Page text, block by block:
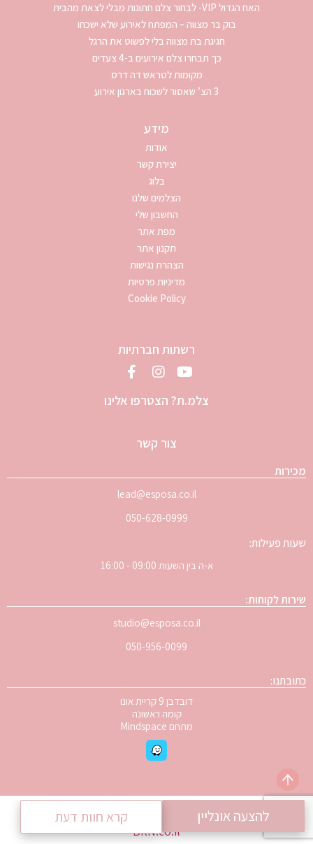
האח הגדול VIP- לבחור צלם חתונות מבלי לצאת מהבית
בוק בר מצווה – המפתח לאירוע שלא ישכחו
חגיגת בת מצווה בלי לפשוט את הרגל
כך תבחרו צלם אירועים ב-4 צעדים
מקומות לטראש דה דרס
3 הצ’ שאסור לשכוח בארגון אירוע
מידע
אודות
יצירת קשר
בלוג
הצלמים שלנו
החשבון שלי
מפת אתר
תקנון אתר
הצהרת נגישות
מדיניות פרטיות
Cookie Policy
רשתות חברתיות
צלמ.ת? הצטרפו אלינו
צור קשר
מכירות
lead@esposa.co.il
050-628-0999
שעות פעילות:
א-ה בין השעות 09:00 - 16:00
שירות לקוחות:
studio@esposa.co.il
050-956-0099
כתובתנו:
דובדבן 9 קריית אונו
קומה ראשונה
מתחם Mindspace
Esposa| פיתוח אתרים
BRN.co.il
להצעה אונליין קרא חוות דעת